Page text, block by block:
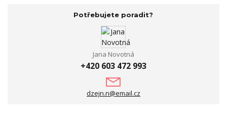
Potřebujete poradit?
Jana Novotná
+420 603 472 993
dzejn.n@email.cz